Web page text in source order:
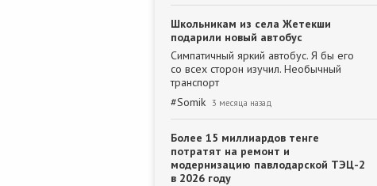
Школьникам из села Жетекши
подарили новый автобус
Симпатичный яркий автобус. Я бы его
со всех сторон изучил. Необычный
транспорт
#Somik 3 месяца назад
Более 15 миллиардов тенге
потратят на ремонт и
модернизацию павлодарской ТЭЦ-2
в 2026 году